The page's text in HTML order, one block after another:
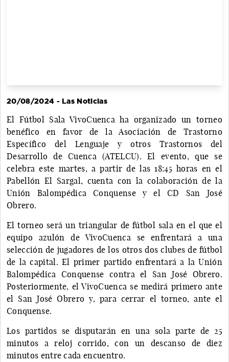
20/08/2024 - Las Noticias
El Fútbol Sala VivoCuenca ha organizado un torneo
benéfico en favor de la Asociación de Trastorno
Específico del Lenguaje y otros Trastornos del
Desarrollo de Cuenca (ATELCU). El evento, que se
celebra este martes, a partir de las 18:45 horas en el
Pabellón El Sargal, cuenta con la colaboración de la
Unión Balompédica Conquense y el CD San José
Obrero.
El torneo será un triangular de fútbol sala en el que el
equipo azulón de VivoCuenca se enfrentará a una
selección de jugadores de los otros dos clubes de fútbol
de la capital. El primer partido enfrentará a la Unión
Balompédica Conquense contra el San José Obrero.
Posteriormente, el VivoCuenca se medirá primero ante
el San José Obrero y, para cerrar el torneo, ante el
Conquense.
Los partidos se disputarán en una sola parte de 25
minutos a reloj corrido, con un descanso de diez
minutos entre cada encuentro.